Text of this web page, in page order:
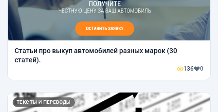
Статьи про выкуп автомобилей разных марок (30
статей).
136 0
ТЕКСТЫ И ПЕРЕВОДЫ